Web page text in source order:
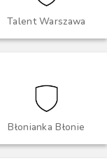
Talent Warszawa
Błonianka Błonie